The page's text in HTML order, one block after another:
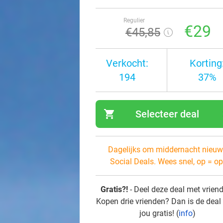
Regulier
€45,85 €29
Verkocht:
194
37%
shopping_cart Selecteer deal
Dagelijks om middernacht
Social Deals. Wees snel, op =
Gratis?! - Deel deze deal met
Kopen drie vrienden? Dan is de
jou gratis! (info)